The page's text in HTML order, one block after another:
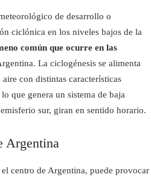
de desarrollo o
ciclónica en los niveles bajos de la
común que ocurre en las
La ciclogénesis se alimenta
con distintas características
que genera un sistema de baja
sur, giran en sentido horario.
Argentina
centro de Argentina, puede provocar